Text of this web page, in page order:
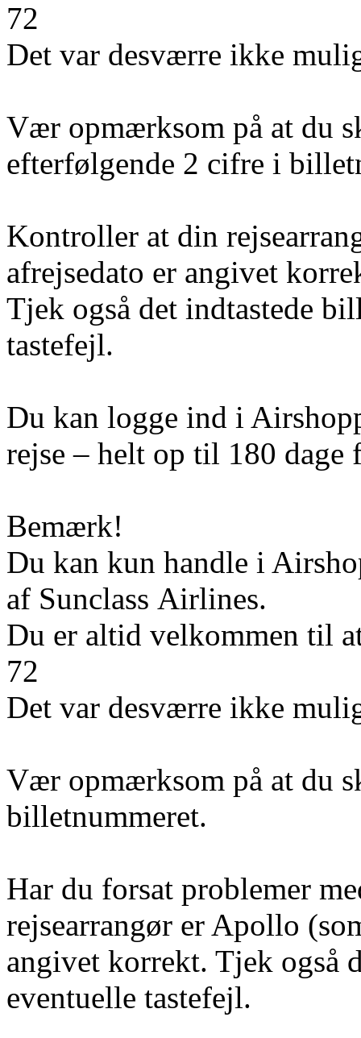
72
Det var desværre ikke
Vær opmærksom på at du
efterfølgende 2 cifre i
Kontroller at din
afrejsedato er angivet
Tjek også det indtastede
tastefejl.
Du kan logge ind i
rejse – helt op til 180 dage
Bemærk!
Du kan kun handle i
af Sunclass Airlines.
Du er altid velkommen til
72
Det var desværre ikke
Vær opmærksom på at du
billetnummeret.
Har du forsat problemer
rejsearrangør er Apollo
angivet korrekt. Tjek også
eventuelle tastefejl.